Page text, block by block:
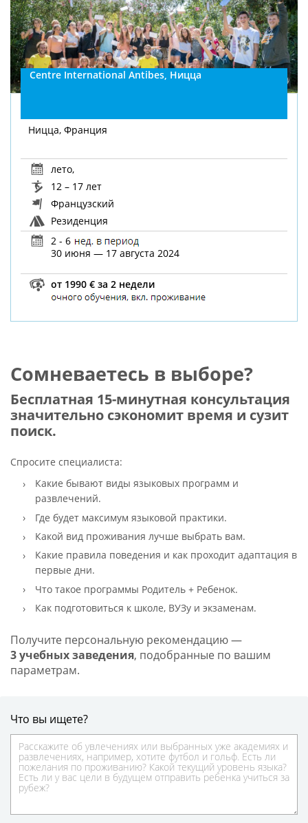
Centre International Antibes, Ницца
Ницца, Франция
лето,
12 – 17 лет
Французский
Резиденция
2 - 6
30 июня — 17 августа 2024
от 1990 € за 2 недели
Сомневаетесь в выборе?
Бесплатная 15-минутная консультация
значительно сэкономит время и сузит
поиск.
Спросите специалиста:
Какие бывают виды языковых программ и
развлечений.
Где будет максимум языковой практики.
Какой вид проживания лучше выбрать вам.
Какие правила поведения и как проходит адаптация в
первые дни.
Что такое программы Родитель + Ребенок.
Как подготовиться к школе, ВУЗу и экзаменам.
Получите персональную рекомендацию —
3 учебных заведения, подобранные по вашим
параметрам.
Что вы ищете?